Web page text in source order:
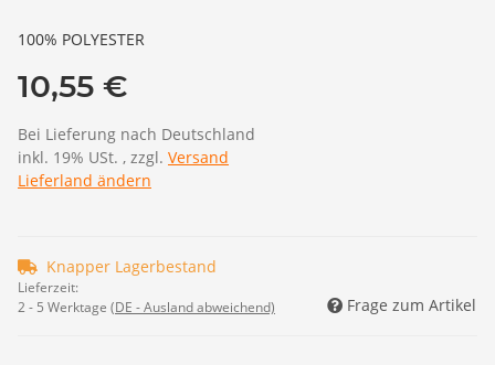
100% POLYESTER
10,55 €
Bei Lieferung nach Deutschland
inkl. 19% USt. , zzgl. Versand
Lieferland ändern
Knapper Lagerbestand
Lieferzeit:
2 - 5 Werktage (DE - Ausland abweichend) Frage zum Artikel